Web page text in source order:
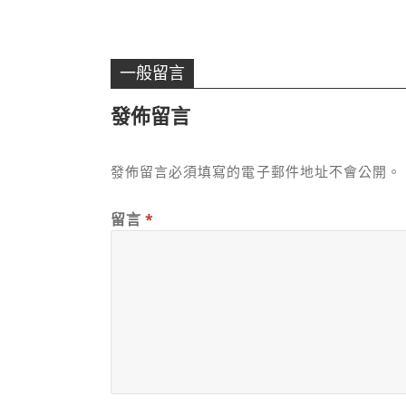
一般留言
發佈留言
發佈留言必須填寫的電子郵件地址不會公開。
留言 *